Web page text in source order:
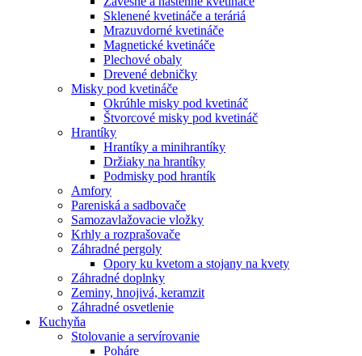
Sklenené kvetináče a teráriá
Mrazuvdorné kvetináče
Magnetické kvetináče
Plechové obaly
Drevené debničky
Misky pod kvetináče
Okrúhle misky pod kvetináč
Štvorcové misky pod kvetináč
Hrantíky
Hrantíky a minihrantíky
Držiaky na hrantíky
Podmisky pod hrantík
Amfory
Pareniská a sadbovače
Samozavlažovacie vložky
Krhly a rozprašovače
Záhradné pergoly
Opory ku kvetom a stojany na kvety
Záhradné doplnky
Zeminy, hnojivá, keramzit
Záhradné osvetlenie
Kuchyňa
Stolovanie a servírovanie
Poháre